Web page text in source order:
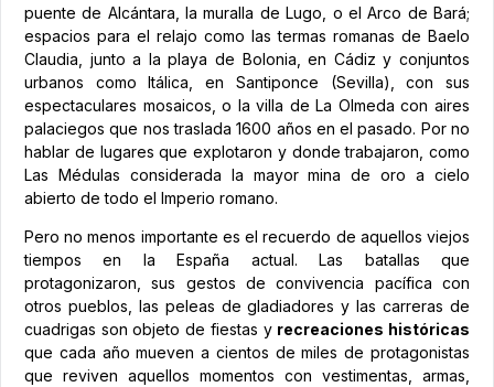
puente de Alcántara, la muralla de Lugo, o el Arco de Bará;
espacios para el relajo como las termas romanas de Baelo
Claudia, junto a la playa de Bolonia, en Cádiz y conjuntos
urbanos como Itálica, en Santiponce (Sevilla), con sus
espectaculares mosaicos, o la villa de La Olmeda con aires
palaciegos que nos traslada 1600 años en el pasado. Por no
hablar de lugares que explotaron y donde trabajaron, como
Las Médulas considerada la mayor mina de oro a cielo
abierto de todo el Imperio romano.
Pero no menos importante es el recuerdo de aquellos viejos
tiempos en la España actual. Las batallas que
protagonizaron, sus gestos de convivencia pacífica con
otros pueblos, las peleas de gladiadores y las carreras de
cuadrigas son objeto de fiestas y recreaciones históricas
que cada año mueven a cientos de miles de protagonistas
que reviven aquellos momentos con vestimentas, armas,